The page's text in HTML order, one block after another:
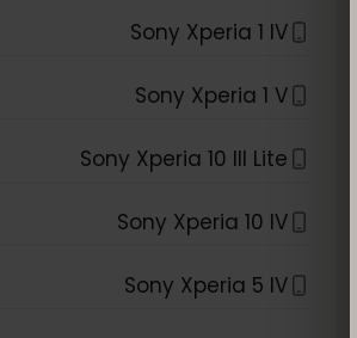
Sony Xperia 1 IV
Sony Xperia 1 V
Sony Xperia 10 III Lite
Sony Xperia 10 IV
Sony Xperia 5 IV